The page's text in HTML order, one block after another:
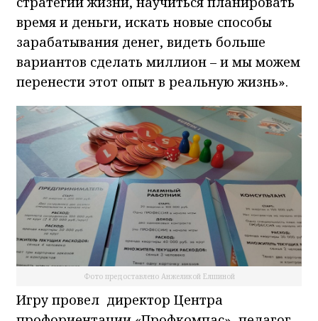
время и деньги, искать новые способы
зарабатывания денег, видеть больше
вариантов сделать миллион – и мы можем
перенести этот опыт в реальную жизнь».
Фото предоставлено Анжеликой Елшиной
Игру провел директор Центра